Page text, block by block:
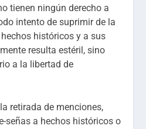
tienen ningún derecho a
intento de suprimir de la
históricos y a sus
resulta estéril, sino
a la libertad de
retirada de menciones,
señas a hechos históricos o